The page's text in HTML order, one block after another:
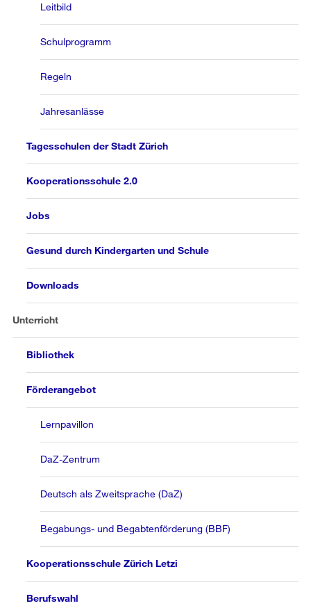
Leitbild
Schulprogramm
Regeln
Jahresanlässe
Tagesschulen der Stadt Zürich
Kooperationsschule 2.0
Jobs
Gesund durch Kindergarten und Schule
Downloads
Unterricht
Bibliothek
Förderangebot
Lernpavillon
DaZ-Zentrum
Deutsch als Zweitsprache (DaZ)
Begabungs- und Begabtenförderung (BBF)
Kooperationsschule Zürich Letzi
Berufswahl